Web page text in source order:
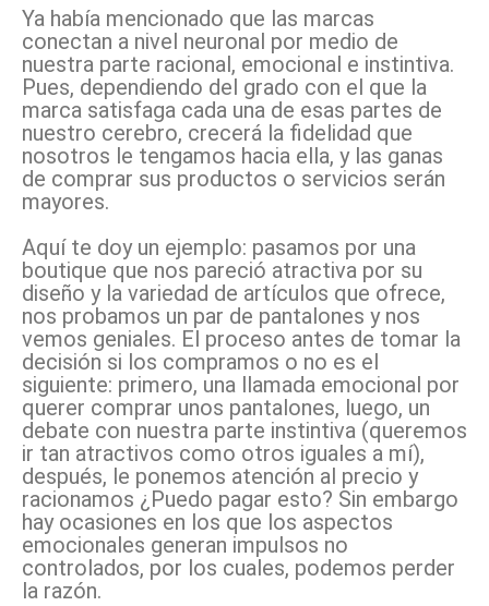
Ya había mencionado que las marcas
conectan a nivel neuronal por medio de
nuestra parte racional, emocional e instintiva.
Pues, dependiendo del grado con el que la
marca satisfaga cada una de esas partes de
nuestro cerebro, crecerá la fidelidad que
nosotros le tengamos hacia ella, y las ganas
de comprar sus productos o servicios serán
mayores.
Aquí te doy un ejemplo: pasamos por una
boutique que nos pareció atractiva por su
diseño y la variedad de artículos que ofrece,
nos probamos un par de pantalones y nos
vemos geniales. El proceso antes de tomar la
decisión si los compramos o no es el
siguiente: primero, una llamada emocional por
querer comprar unos pantalones, luego, un
debate con nuestra parte instintiva (queremos
ir tan atractivos como otros iguales a mí),
después, le ponemos atención al precio y
racionamos ¿Puedo pagar esto? Sin embargo
hay ocasiones en los que los aspectos
emocionales generan impulsos no
controlados, por los cuales, podemos perder
la razón.